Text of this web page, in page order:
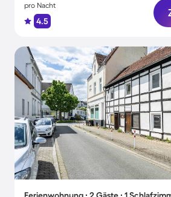
pro Nacht
4.5